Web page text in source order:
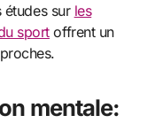
études sur les
sportoffrent un
mentale: